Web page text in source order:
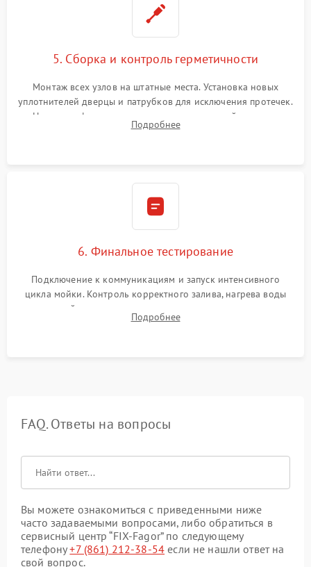
5. Сборка и контроль герметичности
Монтаж всех узлов на штатные места. Установка новых
уплотнителей дверцы и патрубков для исключения протечек.
Надежная фиксация хомутов гидравлической системы,
сборка корпуса и установка датчика поплавка.
Подробнее
6. Финальное тестирование
Подключение к коммуникациям и запуск интенсивного
цикла мойки. Контроль корректного залива, нагрева воды
до нужной температуры, отсутствия посторонних шумов,
штатного слива и абсолютной сухости в поддоне.
Подробнее
FAQ. Ответы на вопросы
Вы можете ознакомиться с приведенными ниже
часто задаваемыми вопросами, либо обратиться в
сервисный центр “FIX-Fagor” по следующему
телефону+7 (861) 212-38-54 если не нашли ответ на
свой вопрос.